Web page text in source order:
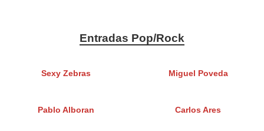
Entradas Pop/Rock
Sexy Zebras Miguel Poveda
Pablo Alboran Carlos Ares